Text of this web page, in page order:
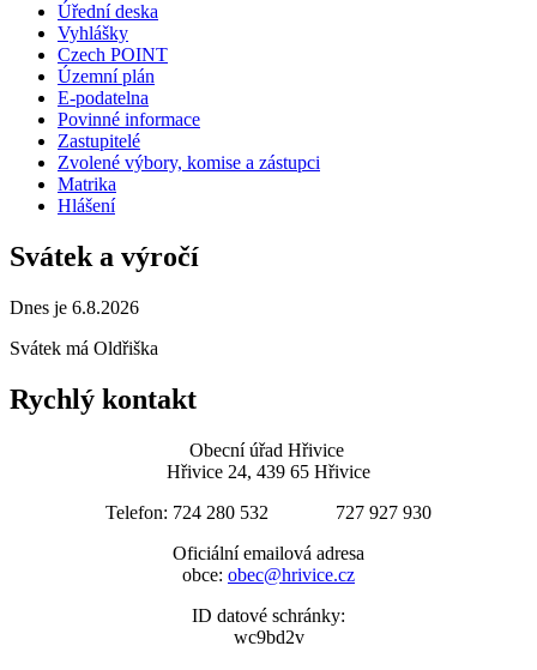
Úřední deska
Vyhlášky
Czech POINT
Územní plán
E-podatelna
Povinné informace
Zastupitelé
Zvolené výbory, komise a zástupci
Matrika
Hlášení
Svátek a výročí
Dnes je 6.8.2026
Svátek má Oldřiška
Rychlý kontakt
Obecní úřad Hřivice
Hřivice 24, 439 65 Hřivice
Telefon: 724 280 532 727 927 930
Oficiální emailová adresa
obce: obec@hrivice.cz
ID datové schránky:
wc9bd2v